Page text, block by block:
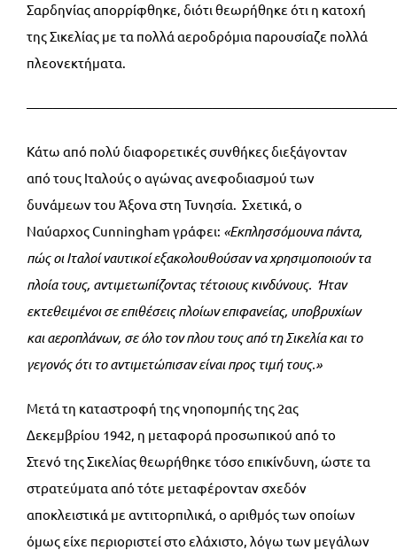
Σαρδηνίας απορρίφθηκε, διότι θεωρήθηκε ότι η κατοχή
της Σικελίας με τα πολλά αεροδρόμια παρουσίαζε πολλά
πλεονεκτήματα.
Κάτω από πολύ διαφορετικές συνθήκες διεξάγονταν
από τους Ιταλούς ο αγώνας ανεφοδιασμού των
δυνάμεων του Άξονα στη Τυνησία. Σχετικά, ο
Ναύαρχος Cunningham γράφει: «Εκπλησσόμουνα πάντα,
πώς οι Ιταλοί ναυτικοί εξακολουθούσαν να χρησιμοποιούν τα
πλοία τους, αντιμετωπίζοντας τέτοιους κινδύνους. Ήταν
εκτεθειμένοι σε επιθέσεις πλοίων επιφανείας, υποβρυχίων
και αεροπλάνων, σε όλο τον πλου τους από τη Σικελία και το
γεγονός ότι το αντιμετώπισαν είναι προς τιμή τους.»
Μετά τη καταστροφή της νηοπομπής της 2ας
Δεκεμβρίου 1942, η μεταφορά προσωπικού από το
Στενό της Σικελίας θεωρήθηκε τόσο επικίνδυνη, ώστε τα
στρατεύματα από τότε μεταφέρονταν σχεδόν
αποκλειστικά με αντιτορπιλικά, ο αριθμός των οποίων
όμως είχε περιοριστεί στο ελάχιστο, λόγω των μεγάλων